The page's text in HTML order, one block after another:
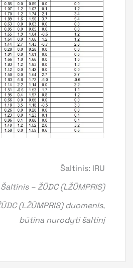
Šaltinis: IRU
Šaltinis – ŽŪDC (LŽŪMPRIS)
(LŽŪMPRIS) duomenis,
būtina nurodyti šaltinį